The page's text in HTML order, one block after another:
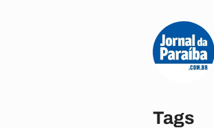
Tags